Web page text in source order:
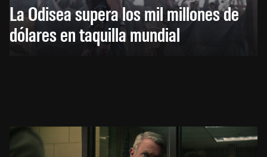
La Odisea supera los mil millones de
dólares en taquilla mundial